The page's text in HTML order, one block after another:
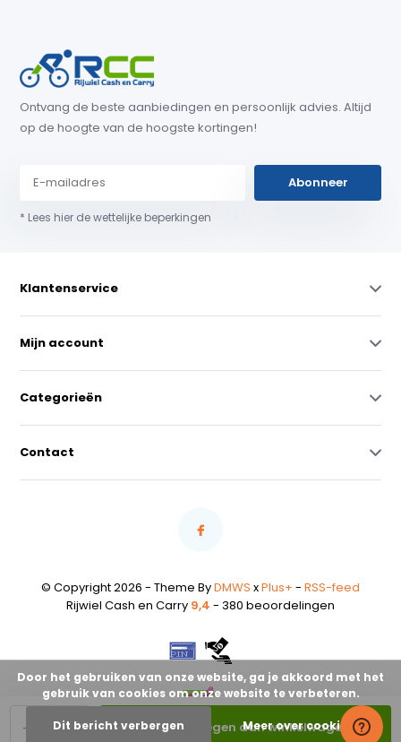
+
- Toevoegen aan winkelwagen
Ontvang de beste aanbiedingen en persoonlijk advies. Altijd
op de hoogte van de hoogste kortingen!
Abonneer
* Lees hier de wettelijke beperkingen
Klantenservice
Mijn account
Categorieën
Contact
© Copyright 2026 - Theme ByDMWS xPlus+ - RSS-feed
Rijwiel Cash en Carry 9,4 - 380 beoordelingen
Door het gebruiken van onze website, ga je akkoord met het
gebruik van cookies om onze website te verbeteren.
Dit bericht verbergen Meer over cookies »